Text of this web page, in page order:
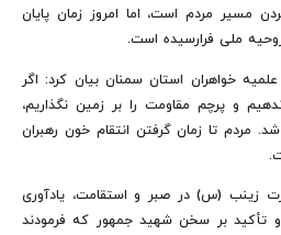
مسیر مردم است، اما امروز زمان پایان
ملی فرارسیده است.
خواهران استان سمنان بیان کرد: اگر
و پرچم مقاومت را بر زمین نگذاریم،
مردم تا زمان گرفتن انتقام خون رهبران
زینب (س) در صبر و استقامت، یادآوری
تأکید بر سخن شهید جمهور که فرمودند